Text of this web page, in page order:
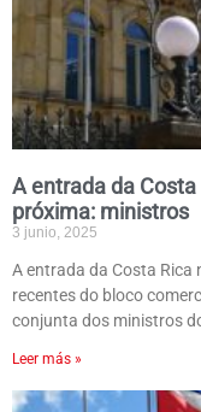
A entrada da
próxima: ministros
3 junio, 2025
A entrada da Costa Rica
recentes do bloco
conjunta dos ministros
Leer más »